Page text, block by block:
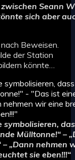
Seann
sich aber
Beweisen.
der Station
könnte…
Mülltonne!“ –
„Dann nehmen
sie eben!!!“